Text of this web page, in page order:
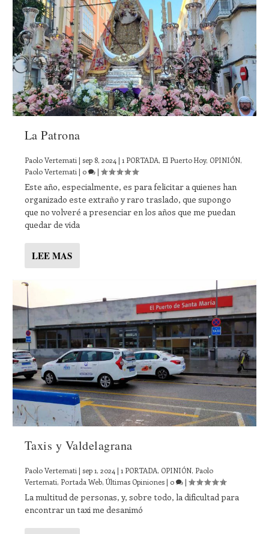
La Patrona
Paolo Vertemati | sep 8, 2024 | 1 PORTADA, El Puerto Hoy, OPINIÓN,
Paolo Vertemati | 0 |
Este año, especialmente, es para felicitar a quienes han
organizado este extraño y raro traslado, que supongo
que no volveré a presenciar en los años que me puedan
quedar de vida
LEE MAS
Taxis y Valdelagrana
Paolo Vertemati| sep 1, 2024| 1 PORTADA, OPINIÓN, Paolo
Vertemati, Portada Web, Últimas Opiniones| 0 |
La multitud de personas, y, sobre todo, la dificultad para
encontrar un taxi me desanimó